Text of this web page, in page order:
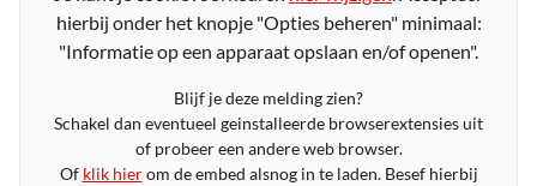
hierbij onder het knopje "Opties beheren" minimaal:
"Informatie op een apparaat opslaan en/of openen".
Blijf je deze melding zien?
Schakel dan eventueel geinstalleerde browserextensies uit
of probeer een andere web browser.
Of klik hierom de embed alsnog in te laden. Besef hierbij